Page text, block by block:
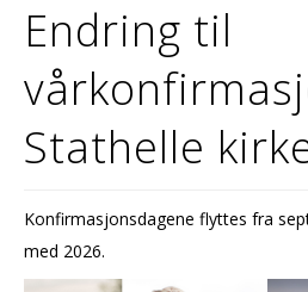
MENIGHETENE
BARN OG UNGDOM
DIAKONI
KALENDER
KONTAKT
Endring til
Stathelle
Konfirmasjonsdagene flyttes fra
med 2026.